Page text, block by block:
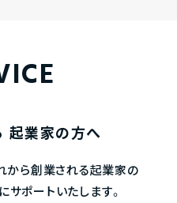
起業家の方へ
から創業される起業家の
ポートいたします。